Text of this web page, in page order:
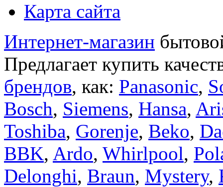
Карта сайта
Интернет-магазин
Предлагает купить
брендов, как: Panasonic,
Bosch, Siemens, Hansa,
Toshiba, Gorenje, Beko,
BBK, Ardo, Whirlpool,
Delonghi, Braun, Mystery,